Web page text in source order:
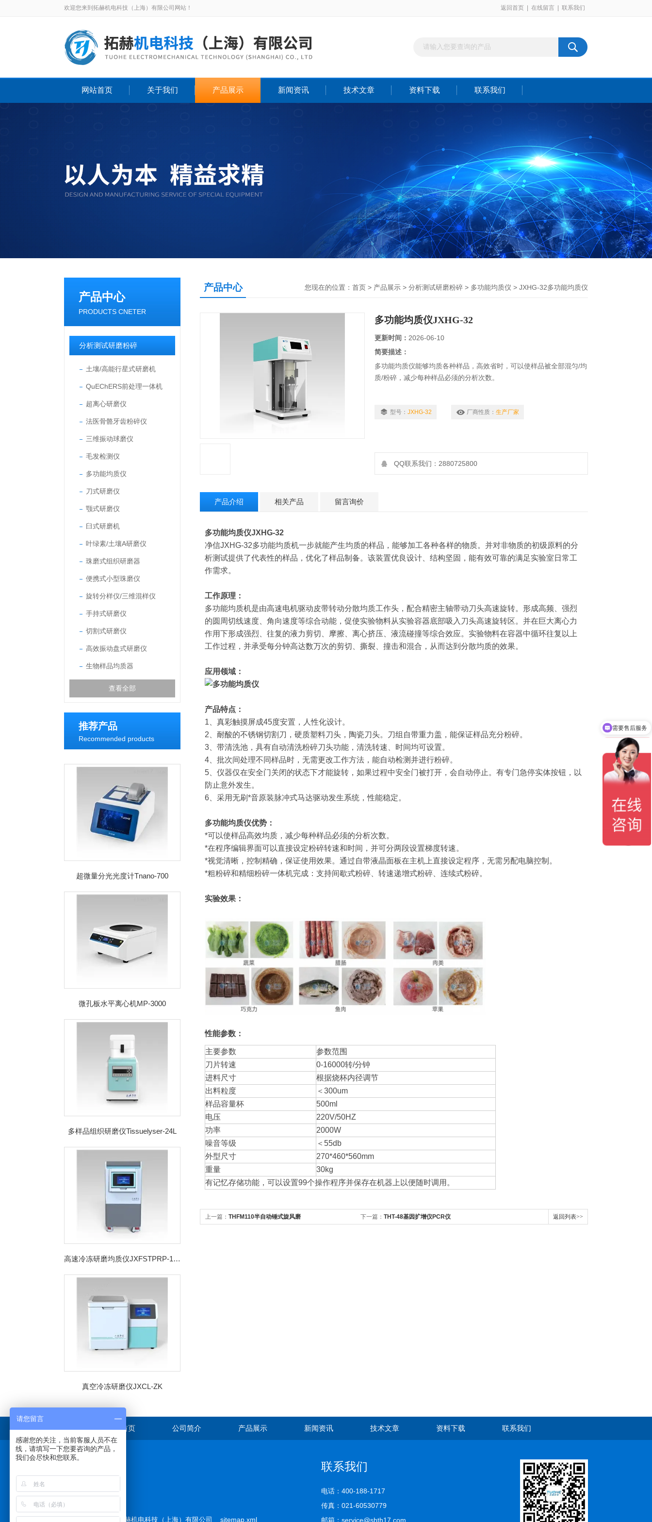
欢迎您来到拓赫机电科技（上海）有限公司网站！ 返回首页 在线留言 联系我们
网站首页 关于我们 产品展示 新闻资讯 技术文章 资料下载 联系我们
产品中心
PRODUCTS CNETER
分析测试研磨粉碎
土壤/高能行星式研磨机
QuEChERS前处理一体机
超离心研磨仪
法医骨骼牙齿粉碎仪
三维振动球磨仪
毛发检测仪
多功能均质仪
刀式研磨仪
颚式研磨仪
臼式研磨机
叶绿素/土壤A研磨仪
珠磨式组织研磨器
便携式小型珠磨仪
旋转分样仪/三维混样仪
手持式研磨仪
切割式研磨仪
高效振动盘式研磨仪
生物样品均质器
查看全部
推荐产品
Recommended products
超微量分光光度计Tnano-700
微孔板水平离心机MP-3000
多样品组织研磨仪Tissuelyser-24L
高速冷冻研磨均质仪JXFSTPRP-192CL
真空冷冻研磨仪JXCL-ZK
产品中心 您现在的位置： 首页 > 产品展示 > 分析测试研磨粉碎 > 多功能均质仪 > JXHG-32多功能均质仪
多功能均质仪JXHG-32
更新时间： 2026-06-10
简要描述：
多功能均质仪能够均质各种样品，高效省时，可以使样品被全部混匀/均
质/粉碎，减少每种样品必须的分析次数。
型号： JXHG-32 厂商性质： 生产厂家
QQ联系我们：2880725800
产品介绍 相关产品 留言询价
多功能均质仪JXHG-32
净信JXHG-32多功能均质机一步就能产生均质的样品，能够加工各种各样的物质。并对非物质的初级原料的分
析测试提供了代表性的样品，优化了样品制备。该装置优良设计、结构坚固，能有效可靠的满足实验室日常工
作需求。
工作原理：
多功能均质机是由高速电机驱动皮带转动分散均质工作头，配合精密主轴带动刀头高速旋转。形成高频、强烈
的圆周切线速度、角向速度等综合动能，促使实验物料从实验容器底部吸入刀头高速旋转区。并在巨大离心力
作用下形成强烈、往复的液力剪切、摩擦、离心挤压、液流碰撞等综合效应。实验物料在容器中循环往复以上
工作过程，并承受每分钟高达数万次的剪切、撕裂、撞击和混合，从而达到分散均质的效果。
应用领域：
产品特点：
1、真彩触摸屏成45度安置，人性化设计。
2、耐酸的不锈钢切割刀，硬质塑料刀头，陶瓷刀头。刀组自带重力盖，能保证样品充分粉碎。
3、带清洗池，具有自动清洗粉碎刀头功能，清洗转速、时间均可设置。
4、批次间处理不同样品时，无需更改工作方法，能自动检测并进行粉碎。
5、仪器仅在安全门关闭的状态下才能旋转，如果过程中安全门被打开，会自动停止。有专门急停实体按钮，以
防止意外发生。
6、采用无刷*音原装脉冲式马达驱动发生系统，性能稳定。
多功能均质仪优势：
*可以使样品高效均质，减少每种样品必须的分析次数。
*在程序编辑界面可以直接设定粉碎转速和时间，并可分两段设置梯度转速。
*视觉清晰，控制精确，保证使用效果。通过自带液晶面板在主机上直接设定程序，无需另配电脑控制。
*粗粉碎和精细粉碎一体机完成：支持间歇式粉碎、转速递增式粉碎、连续式粉碎。
实验效果：
性能参数：
主要参数
参数范围
刀片转速
0-16000转/分钟
进料尺寸
根据烧杯内径调节
出料粒度
＜300um
样品容量杯
500ml
电压
220V/50HZ
功率
2000W
噪音等级
＜55db
外型尺寸
270*460*560mm
重量
30kg
有记忆存储功能，可以设置99个操作程序并保存在机器上以便随时调用。
上一篇： THFM110半自动锤式旋风磨 下一篇： THT-48基因扩增仪PCR仪 返回列表>>
首页 公司简介 产品展示 新闻资讯 技术文章 资料下载 联系我们
版权所有 © 2026 拓赫机电科技（上海）有限公司 sitemap.xml
联系我们
电话：400-188-1717
传真：021-60530779
邮箱：service@shth17.com
需要售后服务
请您留言
感谢您的关注，当前客服人员不在
线，请填写一下您要咨询的产品，
我们会尽快和您联系。